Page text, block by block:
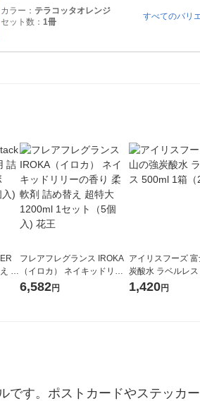
カラー： テラコッタオレンジ
セット数： 1冊
すべてのバリ
メ
フレアフレグランス IROKA
（イロカ） ネイキッドリリ
ーの香り 柔軟剤 詰め替え 超
特大 1200ml 1セット（5個
6,582円
アイリスフーズ
炭酸水 ラベルレス
箱（24本入）
1,420円
す。ポストカードやステッカ